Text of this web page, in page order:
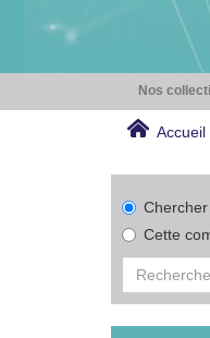
Nos
Accueil
Cette